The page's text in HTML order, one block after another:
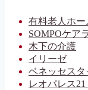
有料老人ホー
SOMPOケア
木下の介護
イリーゼ
ベネッセスタ
レオパレス